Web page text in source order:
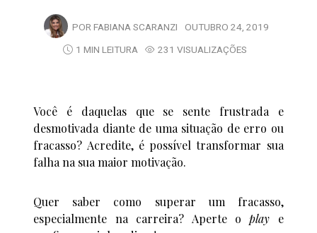
POR FABIANA SCARANZI OUTUBRO 24, 2019
1 MIN LEITURA
231 VISUALIZAÇÕES
Você é daquelas que se sente frustrada e
desmotivada diante de uma situação de erro ou
fracasso? Acredite, é possível transformar sua
falha na sua maior motivação.
Quer saber como superar um fracasso,
especialmente na carreira? Aperte oplay e